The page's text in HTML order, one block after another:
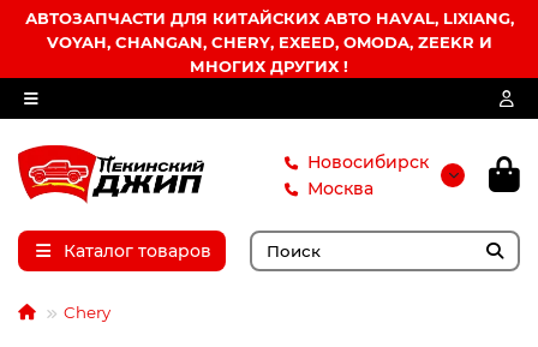
АВТОЗАПЧАСТИ ДЛЯ КИТАЙСКИХ АВТО HAVAL, LIXIANG,
VOYAH, CHANGAN, CHERY, EXEED, OMODA, ZEEKR И
МНОГИХ ДРУГИХ !
Новосибирск
Москва
Каталог товаров
Chery